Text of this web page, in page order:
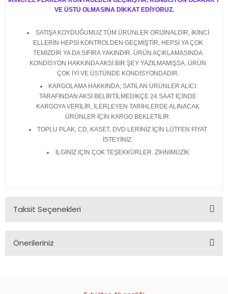
VE ÜSTÜ OLMASINA DİKKAT EDİYORUZ.
SATIŞA KOYDUĞUMUZ TÜM ÜRÜNLER ORİJİNALDİR, İKİNCİ
ELLERİN HEPSİ KONTROLDEN GEÇMİŞTİR, HEPSİ YA ÇOK
TEMİZDİR YA DA SIFIRA YAKINDIR. ÜRÜN AÇIKLAMASINDA
KONDİSYON HAKKINDA AKSİ BİR ŞEY YAZILMAMIŞSA, ÜRÜN
ÇOK İYİ VE ÜSTÜNDE KONDİSYONDADIR.
KARGOLAMA HAKKINDA; SATILAN ÜRÜNLER ALICI
TARAFINDAN AKSİ BELİRTİLMEDİKÇE 24 SAAT İÇİNDE
KARGOYA VERİLİR, İLERLEYEN TARİHLERDE ALINACAK
ÜRÜNLER İÇİN KARGO BEKLETİLİR.
TOPLU PLAK, CD, KASET, DVD LERİNİZ İÇİN LÜTFEN FİYAT
İSTEYİNİZ.
İLGİNİZ İÇİN ÇOK TEŞEKKÜRLER. ZİHNİMÜZİK
Taksit Seçenekleri
Önerileriniz